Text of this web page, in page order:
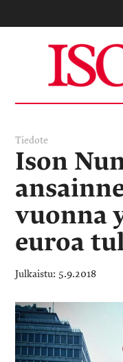
Tiedote
Ison
vuonna
euroa
5.9.2018